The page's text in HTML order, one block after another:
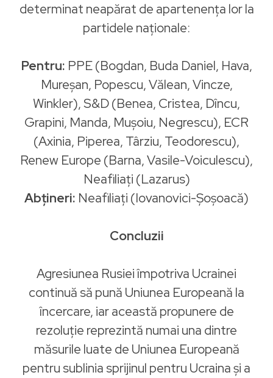
determinat neapărat de apartenența lor la
partidele naționale:
Pentru: PPE (Bogdan, Buda Daniel, Hava,
Mureşan, Popescu, Vălean, Vincze,
Winkler), S&D (Benea, Cristea, Dîncu,
Grapini, Manda, Muşoiu, Negrescu), ECR
(Axinia, Piperea, Târziu, Teodorescu),
Renew Europe (Barna, Vasile-Voiculescu),
Neafiliați (Lazarus)
Abțineri: Neafiliați (Iovanovici-Șoșoacă)
Concluzii
Agresiunea Rusiei împotriva Ucrainei
continuă să pună Uniunea Europeană la
încercare, iar această propunere de
rezoluție reprezintă numai una dintre
măsurile luate de Uniunea Europeană
pentru sublinia sprijinul pentru Ucraina și a